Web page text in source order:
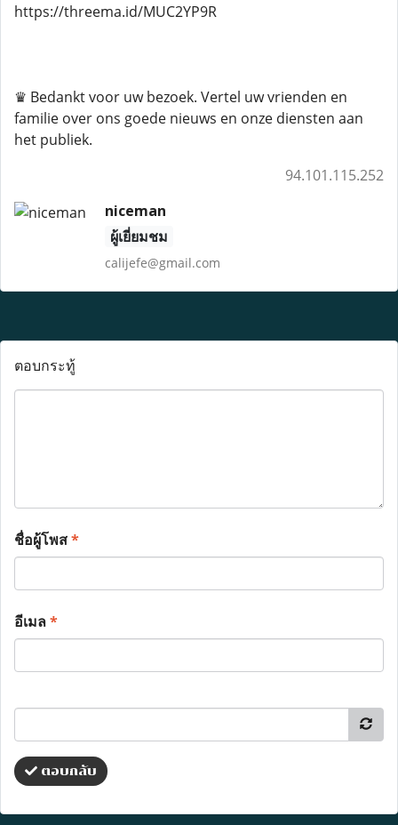
https://threema.id/MUC2YP9R
♛ Bedankt voor uw bezoek. Vertel uw vrienden en
familie over ons goede nieuws en onze diensten aan
het publiek.
94.101.115.252
niceman
ผู้เยี่ยมชม
calijefe@gmail.com
ตอบกระทู้
ชื่อผู้โพส*
อีเมล*
ตอบกลับ